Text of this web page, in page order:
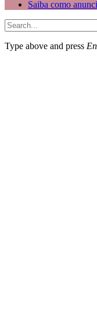
Saiba como
Type above and press